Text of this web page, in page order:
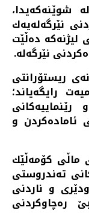
شوێنه‌كه‌یدا،
نێرگه‌له‌یه‌ك
ده‌ڵێت
نێرگه‌له.
ریستۆرانتی
رایگه‌یاند؛
ئاماده‌كردن و
ماڵی كۆمه‌ڵێك
ته‌ندروستی
و ناردنی
ره‌چاوكردنی